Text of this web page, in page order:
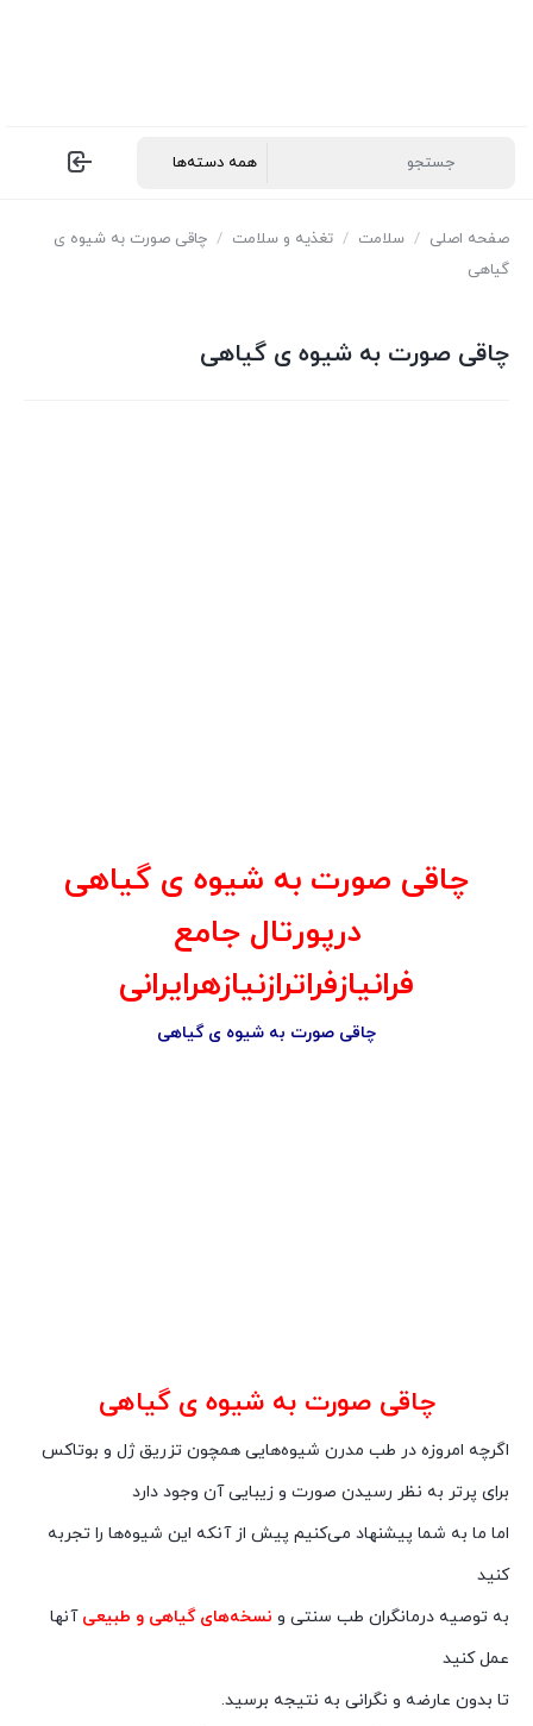
صفحه اصلی / سلامت / تغذیه و سلامت / چاقی صورت به شیوه ی
گیاهی
چاقی صورت به شیوه ی گیاهی
چاقی صورت به شیوه ی گیاهی
درپورتال جامع
فرانیازفراترازنیازهرایرانی
چاقی صورت به شیوه ی گیاهی
چاقی صورت به شیوه ی گیاهی
اگرچه امروزه در طب مدرن شیوه‌هایی همچون تزریق ژل و بوتاکس
برای پرتر به نظر رسیدن صورت و زیبایی آن وجود دارد
اما ما به شما پیشنهاد می‌کنیم پیش از آنکه این شیوه‌ها را تجربه
کنید
به توصیه درمانگران طب سنتی و نسخه‌های گیاهی و طبیعی آنها
عمل کنید
تا بدون عارضه و نگرانی به نتیجه برسید.